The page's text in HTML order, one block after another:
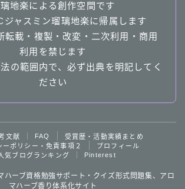
地楽による創作空間です
ジャスミン瑠璃地楽に帰属します
転載・複製・改変・二次利用・商用
利用を禁じます
の範囲内で、必ず出典を明記してく
ださい
文献 FAQ
受賞歴・活動実績まとめ
ーポリシー・免責事項２
プロフィール
気ブログランキング
Pinterest
ーブ資格勉強サポート・クイズ形式問題集、アロ
マハーブ香り体系化サイト